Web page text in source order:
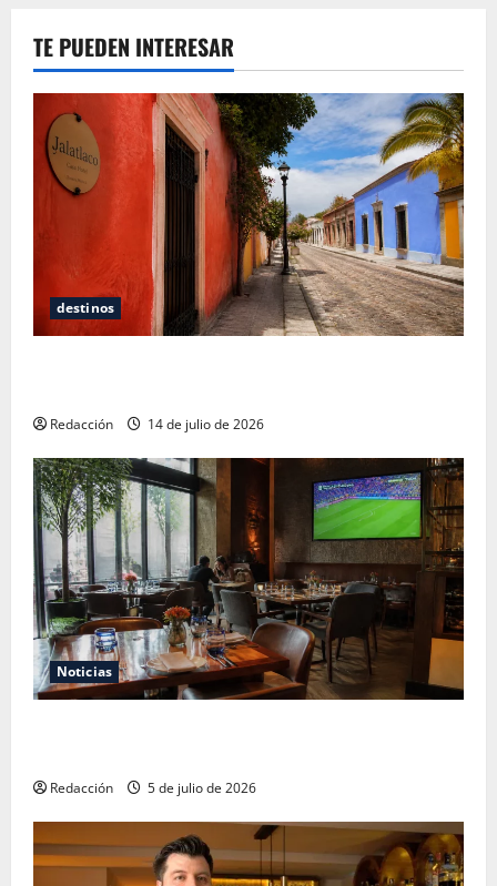
TE PUEDEN INTERESAR
destinos
Redacción 14 de julio de 2026
Noticias
Redacción 5 de julio de 2026